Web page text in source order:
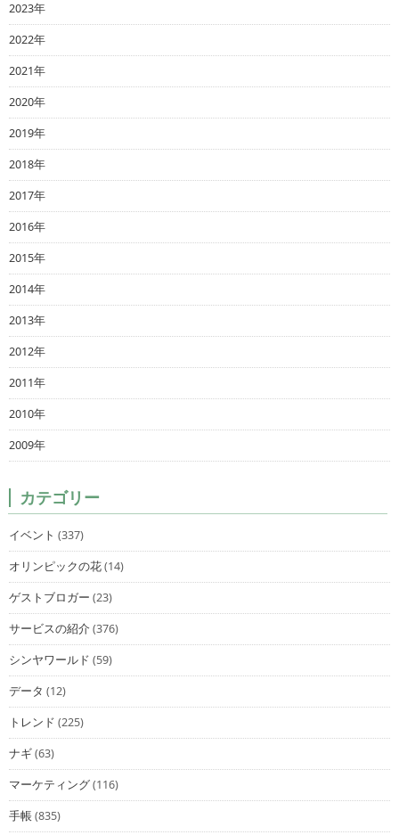
2023年
2022年
2021年
2020年
2019年
2018年
2017年
2016年
2015年
2014年
2013年
2012年
2011年
2010年
2009年
カテゴリー
イベント (337)
オリンピックの花(14)
ゲストブロガー (23)
サービスの紹介(376)
シンヤワールド (59)
データ (12)
トレンド (225)
ナギ(63)
マーケティング(116)
手帳(835)